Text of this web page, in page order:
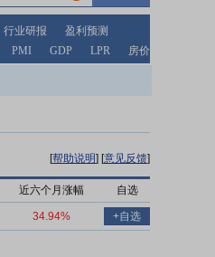
行业研报
盈利预测
PMI GDP LPR 房价
[帮助说明] [意见反馈]
近六个月涨幅 自选
34.94% +自选